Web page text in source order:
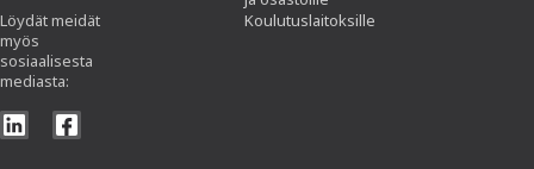
Löydät meidät
myös
sosiaalisesta
mediasta:
Koulutuslaitoksille